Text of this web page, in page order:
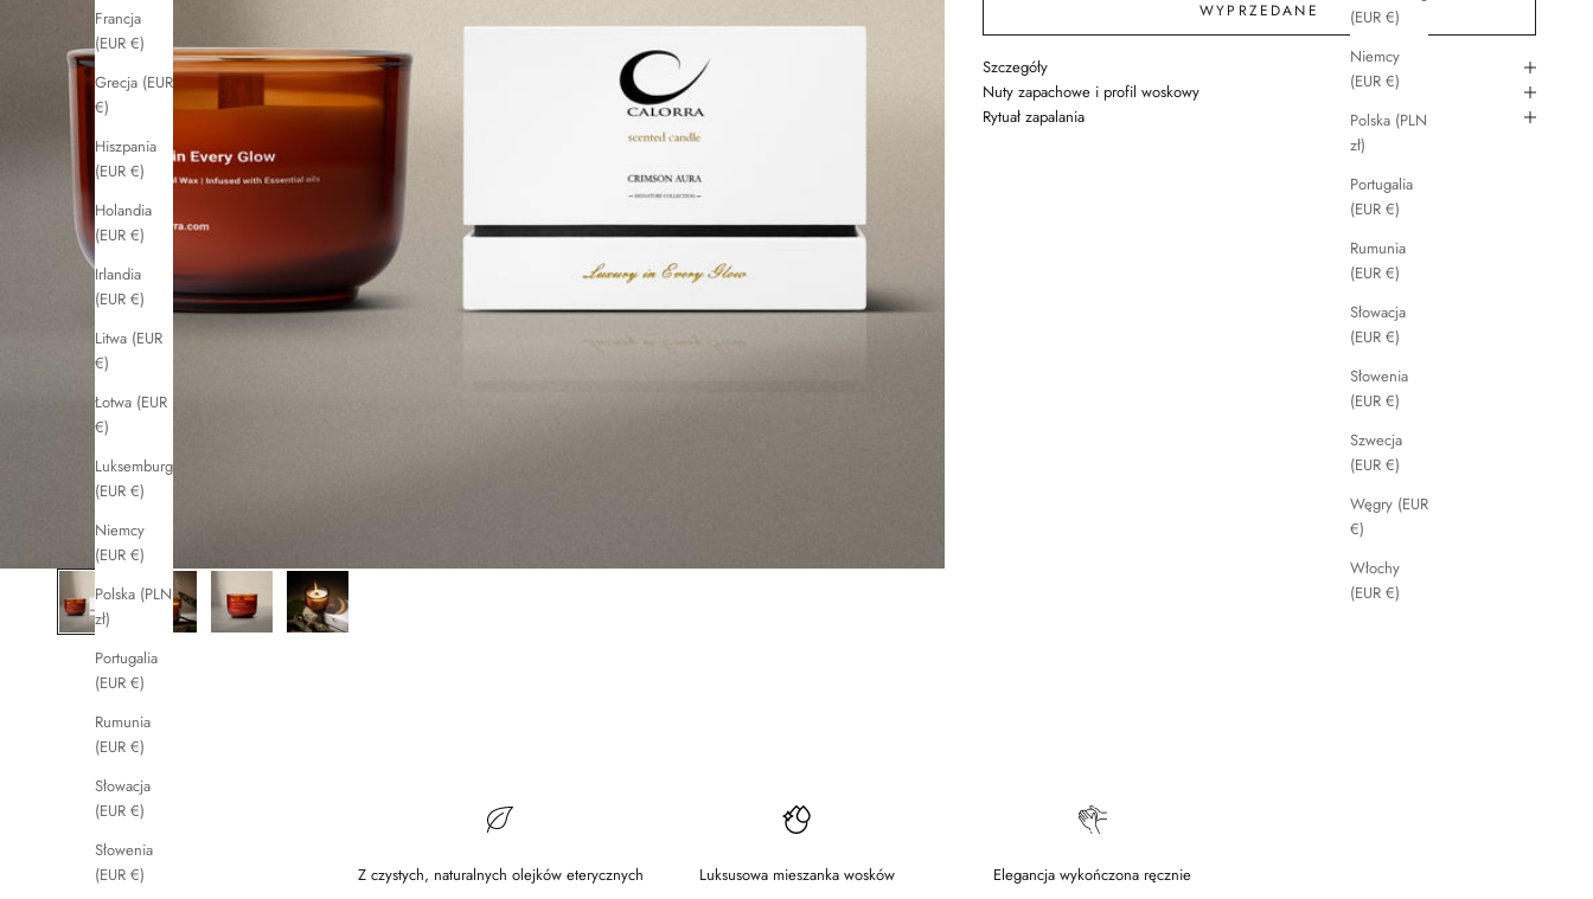
(EUR €)
Niemcy
(EUR €)
Polska (PLN
zł)
Portugalia
(EUR €)
Rumunia
(EUR €)
Słowacja
(EUR €)
Słowenia
(EUR €)
Szwecja
(EUR €)
Węgry (EUR
€)
Włochy
(EUR €)
Francja
(EUR €)
Grecja (EUR
€)
Hiszpania
(EUR €)
Holandia
(EUR €)
Irlandia
(EUR €)
Litwa (EUR
€)
Łotwa (EUR
€)
Luksemburg
(EUR €)
Niemcy
(EUR €)
Polska (PLN
zł)
Portugalia
(EUR €)
Rumunia
(EUR €)
Słowacja
(EUR €)
Słowenia
(EUR €)
WYPRZEDANE
Szczegóły
Nuty zapachowe i profil woskowy
Rytuał zapalania
Z czystych, naturalnych olejków eterycznych
Luksusowa mieszanka wosków
Elegancja wykończona ręcznie